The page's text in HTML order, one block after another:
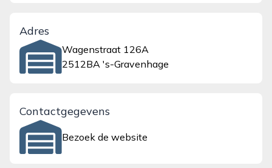
Adres
Wagenstraat 126A
2512BA 's-Gravenhage
Contactgegevens
Bezoek de website